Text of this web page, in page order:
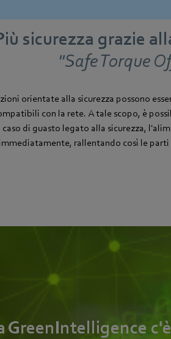
sicurezza grazie
"Safe Torque
orientate alla sicurezza possono
con la rete. A tale scopo, è
caso di guasto legato alla sicurezza,
immediatamente, rallentando così le
GreenIntelligence